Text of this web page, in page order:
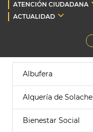
ATENCIÓN CIUDADANA
ACTUALIDAD
Albufera
Alquería de Solache
Bienestar Social